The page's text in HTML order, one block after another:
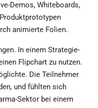
Demos, Whiteboards,
animierte Folien.
In einem Strategie-
Flipchart zu nutzen.
Die Teilnehmer
und fühlten sich
Sektor bei einem